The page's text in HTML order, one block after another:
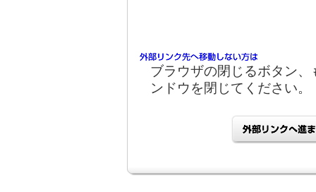
ブラウザの閉じるボタン
ンドウを閉じてください。